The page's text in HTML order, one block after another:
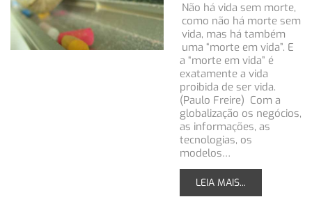
Não há vida sem morte,
como não há morte sem
vida, mas há também
uma “morte em vida”. E
a “morte em vida” é
exatamente a vida
proibida de ser vida.
(Paulo Freire) Com a
globalização os negócios,
as informações, as
tecnologias, os
modelos…
LEIA MAIS...